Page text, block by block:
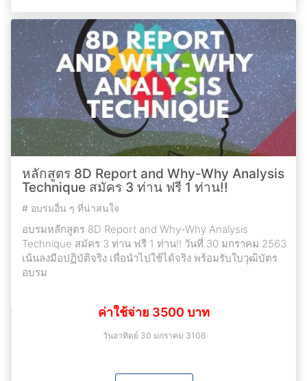
หลักสูตร 8D Report and Why-Why Analysis
Technique สมัคร 3 ท่าน ฟรี 1 ท่าน!!
# อบรมอื่น ๆ ที่น่าสนใจ
อบรมหลักสูตร 8D Report and Why-Why Analysis
Technique สมัคร 3 ท่าน ฟรี 1 ท่าน!! วันที่ 30 มกราคม 2563
เน้นลงมือปฏิบัติจริง เพื่อนำไปใช้ได้จริง พร้อมรับใบวุฒิบัตร
อบรม
ค่าใช้จ่าย 3500 บาท
วันอาทิตย์ 30 มกราคม 3106